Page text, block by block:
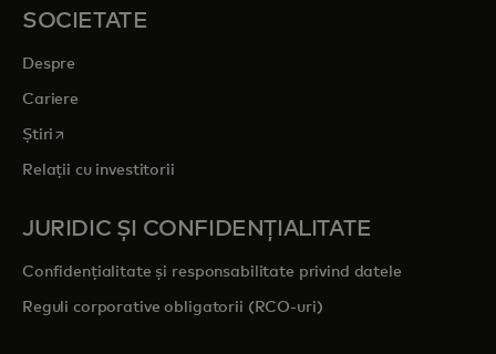
SOCIETATE
Despre
Cariere
Știri opens in a new tab
Relații cu investitorii
JURIDIC ȘI CONFIDENȚIALITATE
Confidențialitate și responsabilitate privind datele
Reguli corporative obligatorii (RCO-uri)